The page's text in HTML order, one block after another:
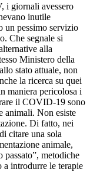
i giornali avessero
inutile
un pessimo servizio
Che segnale si
alla
Ministero della
stato attuale, non
la ricerca su quei
maniera pericolosa i
il COVID-19 sono
animali. Non esiste
Di fatto, nei
citare una sola
animale,
passato”, metodiche
a introdurre le terapie